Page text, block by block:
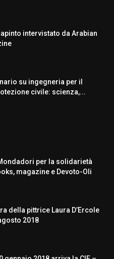
intervistato da Arabian
su ingegneria per il
civile: scienza,...
per la solidarietà
magazine e Devoto-Oli
della pittrice Laura D’Ercole
2018